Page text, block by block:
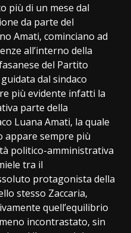
più di un mese dal
da parte del
Amati, cominciano ad
all’interno della
del Partito
dal sindaco
più evidente infatti la
parte della
Luana Amati, la quale
appare sempre più
politico-amministrativa
tra il
protagonista della
stesso Zaccaria,
quell’equilibrio
incontrastato, sin